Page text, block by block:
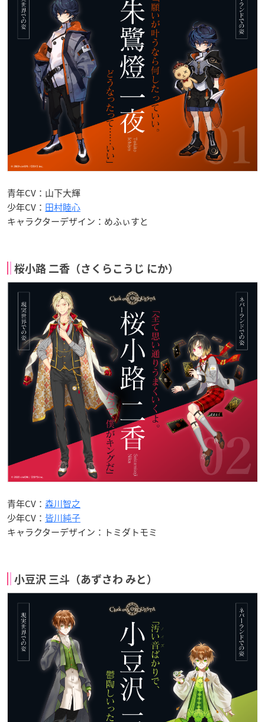
青年CV：山下大輝
少年CV： 田村睦心
キャラクターデザイン：めふぃすと
桜小路 二香（さくらこうじ にか）
青年CV： 森川智之
少年CV： 皆川純子
キャラクターデザイン：トミダトモミ
小豆沢 三斗（あずさわ みと）